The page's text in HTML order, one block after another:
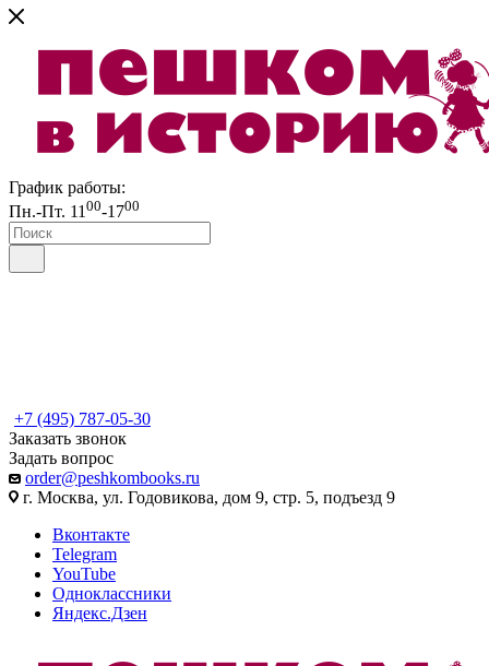
График работы:
Пн.-Пт. 11 00-1700
+7 (495) 787-05-30
Заказать звонок
Задать вопрос
order@peshkombooks.ru
г. Москва, ул. Годовикова, дом 9, стр. 5, подъезд 9
Вконтакте
Telegram
YouTube
Одноклассники
Яндекс.Дзен